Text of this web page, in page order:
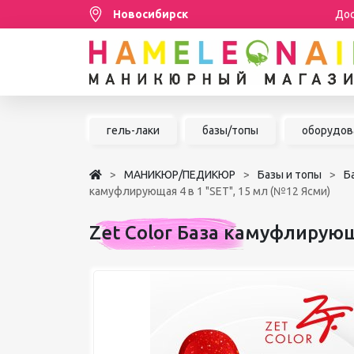
Новосибирск
Распродажа
НАРАЩИВАНИЕ РЕСНИЦ
ШУГАРИНГ/ДЕПИЛЯЦИЯ
БРЕНДЫ
гель-лаки базы/топы
МАНИКЮР/ПЕДИКЮР Базы и топы
камуфлирующая 4 в 1 "SET", 15 мл (№12 Ясми)
Zet Color База